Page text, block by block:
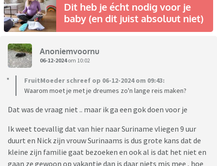
Dit heb je écht nodig voor je
baby (en dit juist absoluut niet)
Anoniemvoornu
06-12-2024om 10:02
FruitMoeder schreef op 06-12-2024 om 09:43:
Waarom moet je met je dreumes zo'n lange reis maken?
Dat was de vraag niet .. maar ik ga een gok doen voor je
Ik weet toevallig dat van hier naar Suriname vliegen 9 uur
duurt en Nick zijn vrouw Surinaams is dus grote kans dat de
kleine zijn familie gaat bezoeken en ook al is dat het niet en
gaan ze gewoon op vakantie dan is daar niets mis mee , hoe